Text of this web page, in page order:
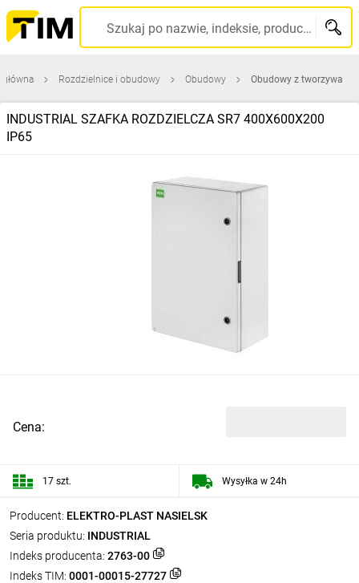
Szukaj po nazwie, indeksie, producencie, kodzie kreskowym...
Rozdzielnice i obudowy Obudowy Obudowy z tworzywa
INDUSTRIAL SZAFKA ROZDZIELCZA SR7 400X600X200
IP65
Producent: ELEKTRO-PLAST NASIELSK
Seria produktu: INDUSTRIAL
Indeks producenta: 2763-00
Indeks TIM: 0001-00015-27727
Cena:
17 szt. Wysyłka w 24h